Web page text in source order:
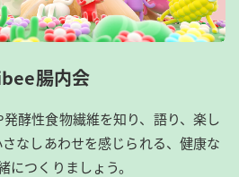
腸内会
酵性食物繊維を知り、語り、楽し
なしあわせを感じられる、健康な
につくりましょう。